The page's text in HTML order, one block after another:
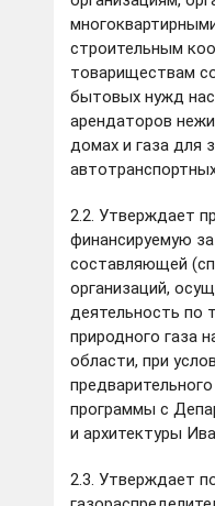
строительным
товариществам
бытовых нужд
арендаторов
домах и газа для
2.2. Утверждает
финансируемую
составляющей
организаций,
деятельность по
природного газа
области, при
программы с
и архитектуры
2.3. Утверждает